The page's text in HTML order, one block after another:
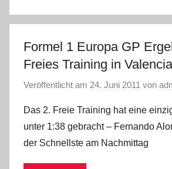
Formel 1 Europa GP
Freies Training in Valencia
Veröffentlicht am 24. Juni 2011 von
Das 2. Freie Training hat eine
unter 1:38 gebracht – Fernando
der Schnellste am Nachmittag